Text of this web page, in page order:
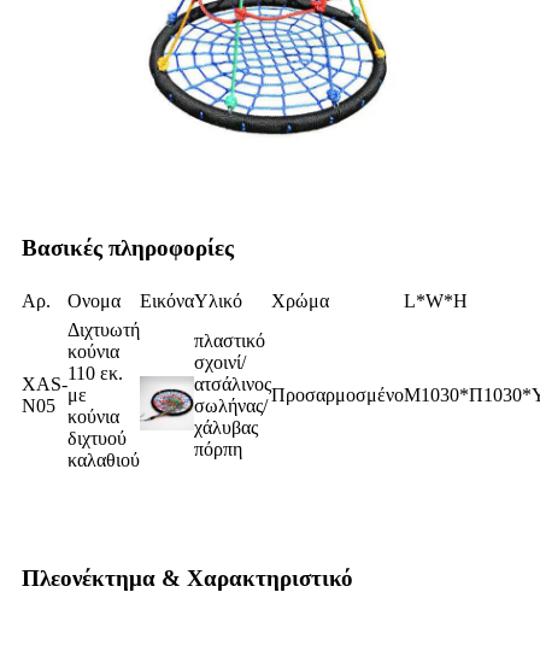
Βασικές πληροφορίες
Αρ. Ονομα ΕικόναΥλικό Χρώμα L*W*H
XAS-
N05
Διχτυωτή
κούνια
110 εκ.
με
κούνια
διχτυού
καλαθιού
πλαστικό
σχοινί/
ατσάλινος
σωλήνας/
χάλυβας
πόρπη
Προσαρμοσμένο
Πλεονέκτημα & Χαρακτηριστικό